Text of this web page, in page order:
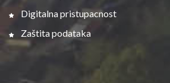
Digitalna pristupacnost
Zaštita podataka